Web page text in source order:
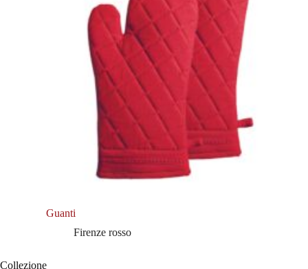
Guanti
Firenze rosso
Collezione